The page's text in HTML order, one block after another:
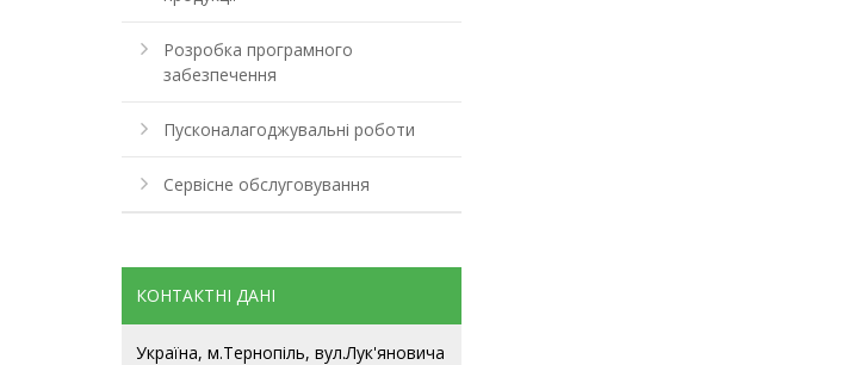
Розробка програмного
забезпечення
Пусконалагоджувальні роботи
Сервісне обслуговування
КОНТАКТНІ ДАНІ
Україна, м.Тернопіль, вул.Лук'яновича